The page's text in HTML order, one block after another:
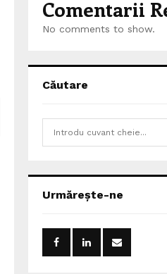
Comentarii
No comments to show.
Căutare
h
o
:
Urmărește-ne